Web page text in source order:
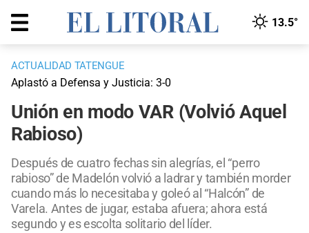
13.5°
ACTUALIDAD TATENGUE
Aplastó a Defensa y Justicia: 3-0
Unión en modo VAR (Volvió Aquel
Rabioso)
Después de cuatro fechas sin alegrías, el “perro
rabioso” de Madelón volvió a ladrar y también morder
cuando más lo necesitaba y goleó al “Halcón” de
Varela. Antes de jugar, estaba afuera; ahora está
segundo y es escolta solitario del líder.